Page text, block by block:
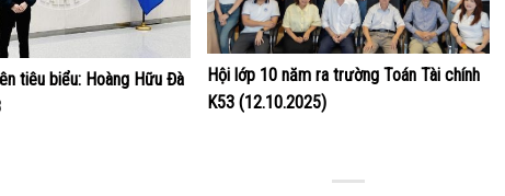
tiêu biểu: Hoàng Hữu Đà
Hội lớp 10 năm ra trường Toán Tài chính
K53 (12.10.2025)